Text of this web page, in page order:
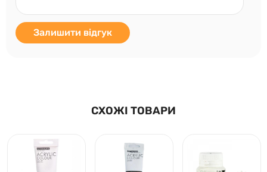
Залишити відгук
СХОЖІ ТОВАРИ